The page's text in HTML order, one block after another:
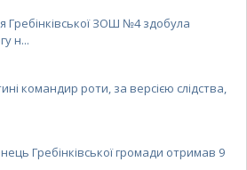
Гребінківської ЗОШ №4 здобула
н...
командир роти, за версією слідства,
Гребінківської громади отримав 9